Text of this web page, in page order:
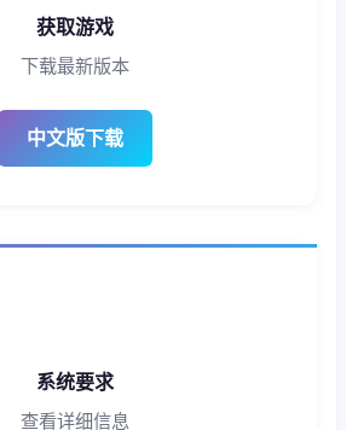
获取游戏
下载最新版本
中文版下载
系统要求
查看详细信息